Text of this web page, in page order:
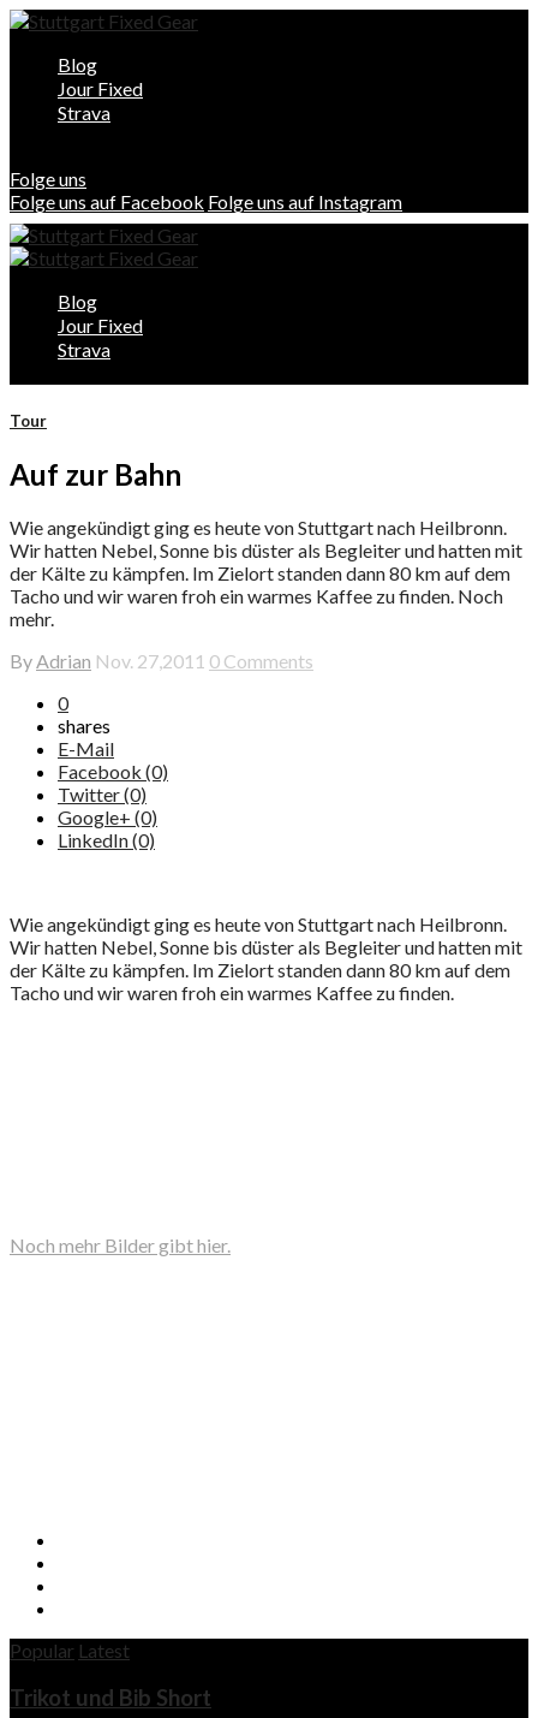
Blog
Jour Fixed
Strava
Folge uns
Folge uns auf Facebook Folge uns auf Instagram
Blog
Jour Fixed
Strava
Tour
Auf zur Bahn
Wie angekündigt ging es heute von Stuttgart nach Heilbronn.
Wir hatten Nebel, Sonne bis düster als Begleiter und hatten mit
der Kälte zu kämpfen. Im Zielort standen dann 80 km auf dem
Tacho und wir waren froh ein warmes Kaffee zu finden. Noch
mehr.
ByAdrian Nov. 27,2011 0 Comments
0
shares
E-Mail
Facebook (0)
Twitter (0)
Google+ (0)
LinkedIn (0)
Wie angekündigt ging es heute von Stuttgart nach Heilbronn.
Wir hatten Nebel, Sonne bis düster als Begleiter und hatten mit
der Kälte zu kämpfen. Im Zielort standen dann 80 km auf dem
Tacho und wir waren froh ein warmes Kaffee zu finden.
Noch mehr Bilder gibt hier.
Popular Latest
Trikot und Bib Short